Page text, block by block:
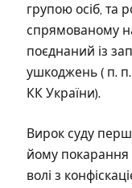
групою осіб, та
спрямованому
поєднаний із
ушкоджень ( п. п.
КК України).
Вирок суду
йому покарання
волі з